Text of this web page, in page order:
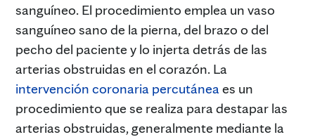
sanguíneo. El procedimiento emplea un vaso
sanguíneo sano de la pierna, del brazo o del
pecho del paciente y lo injerta detrás de las
arterias obstruidas en el corazón. La
intervención coronaria percutáneaes un
procedimiento que se realiza para destapar las
arterias obstruidas, generalmente mediante la